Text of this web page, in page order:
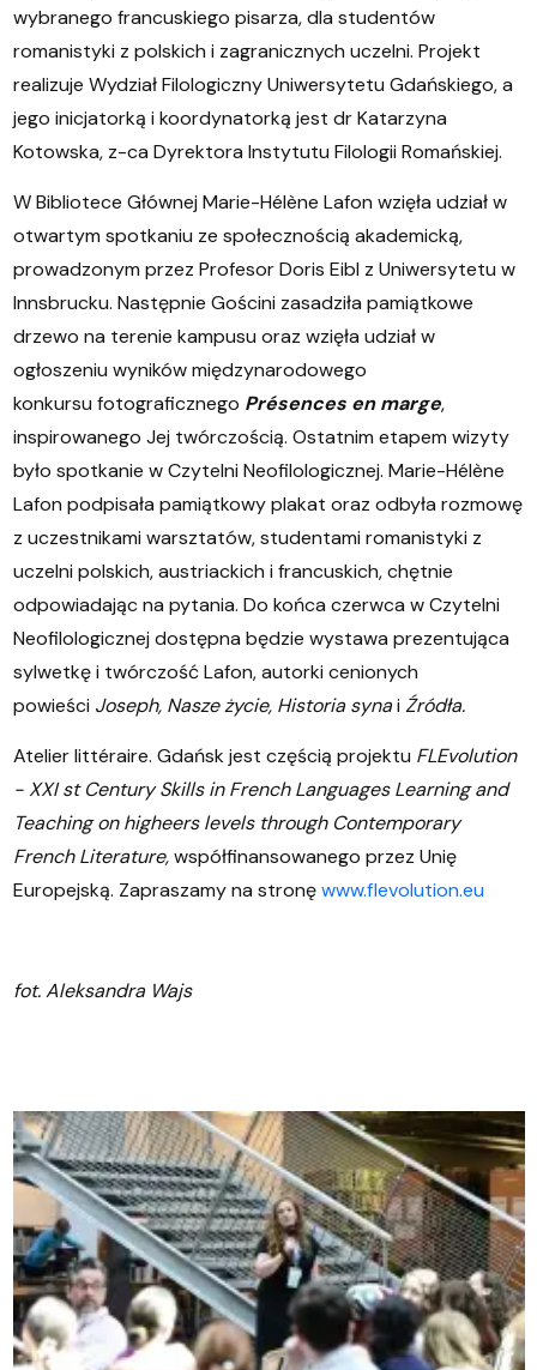
wybranego francuskiego pisarza, dla studentów
romanistyki z polskich i zagranicznych uczelni. Projekt
realizuje Wydział Filologiczny Uniwersytetu Gdańskiego, a
jego inicjatorką i koordynatorką jest dr Katarzyna
Kotowska, z-ca Dyrektora Instytutu Filologii Romańskiej.
W Bibliotece Głównej Marie-Hélène Lafon wzięła udział w
otwartym spotkaniu ze społecznością akademicką,
prowadzonym przez Profesor Doris Eibl z Uniwersytetu w
Innsbrucku. Następnie Gościni zasadziła pamiątkowe
drzewo na terenie kampusu oraz wzięła udział w
ogłoszeniu wyników międzynarodowego
konkursu fotograficznego Présences en marge,
inspirowanego Jej twórczością. Ostatnim etapem wizyty
było spotkanie w Czytelni Neofilologicznej. Marie-Hélène
Lafon podpisała pamiątkowy plakat oraz odbyła rozmowę
z uczestnikami warsztatów, studentami romanistyki z
uczelni polskich, austriackich i francuskich, chętnie
odpowiadając na pytania. Do końca czerwca w Czytelni
Neofilologicznej dostępna będzie wystawa prezentująca
sylwetkę i twórczość Lafon, autorki cenionych
powieści Joseph, Nasze życie, Historia synai Źródła.
Atelier littéraire. Gdańsk jest częścią projektu FLEvolution
- XXI st Century Skills in French Languages Learning and
Teaching on higheers levels through Contemporary
French Literature,współfinansowanego przez Unię
Europejską. Zapraszamy na stronęwww.flevolution.eu
fot. Aleksandra Wajs